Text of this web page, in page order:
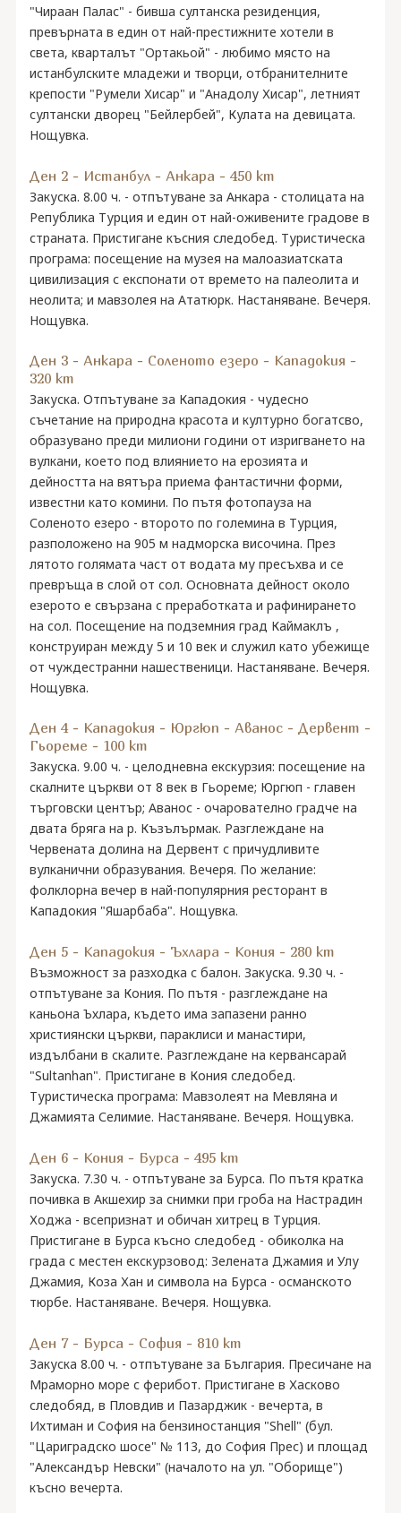
"Чираан Палас" - бивша султанска резиденция,
превърната в един от най-престижните хотели в
света, кварталът "Ортакьой" - любимо място на
истанбулските младежи и творци, отбранителните
крепости "Румели Хисар" и "Анадолу Хисар", летният
султански дворец "Бейлербей", Кулата на девицата.
Нощувка.
Ден 2 - Истанбул - Анкара - 450 km
Закуска. 8.00 ч. - отпътуване за Анкара - столицата на
Република Турция и един от най-оживените градове в
страната. Пристигане късния следобед. Туристическа
програма: посещение на музея на малоазиатската
цивилизация с експонати от времето на палеолита и
неолита; и мавзолея на Ататюрк. Настаняване. Вечеря.
Нощувка.
Ден 3 - Анкара - Соленото езеро - Кападокия -
320 km
Закуска. Отпътуване за Кападокия - чудесно
съчетание на природна красота и културно богатсво,
образувано преди милиони години от изригването на
вулкани, което под влиянието на ерозията и
дейността на вятъра приема фантастични форми,
известни като комини. По пътя фотопауза на
Соленото езеро - второто по големина в Турция,
разположено на 905 м надморска височина. През
лятото голямата част от водата му пресъхва и се
превръща в слой от сол. Основната дейност около
езерото е свързана с преработката и рафинирането
на сол. Посещение на подземния град Каймаклъ ,
конструиран между 5 и 10 век и служил като убежище
от чуждестранни нашественици. Настаняване. Вечеря.
Нощувка.
Ден 4 - Кападокия - Юргюп - Аванос - Дервент -
Гьореме - 100 km
Закуска. 9.00 ч. - целодневна екскурзия: посещение на
скалните църкви от 8 век в Гьореме; Юргюп - главен
търговски център; Аванос - очарователно градче на
двата бряга на р. Къзълърмак. Разглеждане на
Червената долина на Дервент с причудливите
вулканични образувания. Вечеря. По желание:
фолклорна вечер в най-популярния ресторант в
Кападокия "Яшарбаба". Нощувка.
Ден 5 - Кападокия - Ъхлара - Кония - 280 km
Възможност за разходка с балон. Закуска. 9.30 ч. -
отпътуване за Кония. По пътя - разглеждане на
каньона Ъхлара, където има запазени ранно
християнски църкви, параклиси и манастири,
издълбани в скалите. Разглеждане на кервансарай
"Sultanhan". Пристигане в Кония следобед.
Туристическа програма: Мавзолеят на Мевляна и
Джамията Селимие. Настаняване. Вечеря. Нощувка.
Ден 6 - Кония - Бурса - 495 km
Закуска. 7.30 ч. - отпътуване за Бурса. По пътя кратка
почивка в Акшехир за снимки при гроба на Настрадин
Ходжа - всепризнат и обичан хитрец в Турция.
Пристигане в Бурса късно следобед - обиколка на
града с местен екскурзовод: Зелената Джамия и Улу
Джамия, Коза Хан и символа на Бурса - османското
тюрбе. Настаняване. Вечеря. Нощувка.
Ден 7 - Бурса - София - 810 km
Закуска 8.00 ч. - отпътуване за България. Пресичане на
Мраморно море с ферибот. Пристигане в Хасково
следобяд, в Пловдив и Пазарджик - вечерта, в
Ихтиман и София на бензиностанция "Shell" (бул.
"Цариградско шосе" № 113, до София Прес) и площад
"Александър Невски" (началото на ул. "Оборище")
късно вечерта.